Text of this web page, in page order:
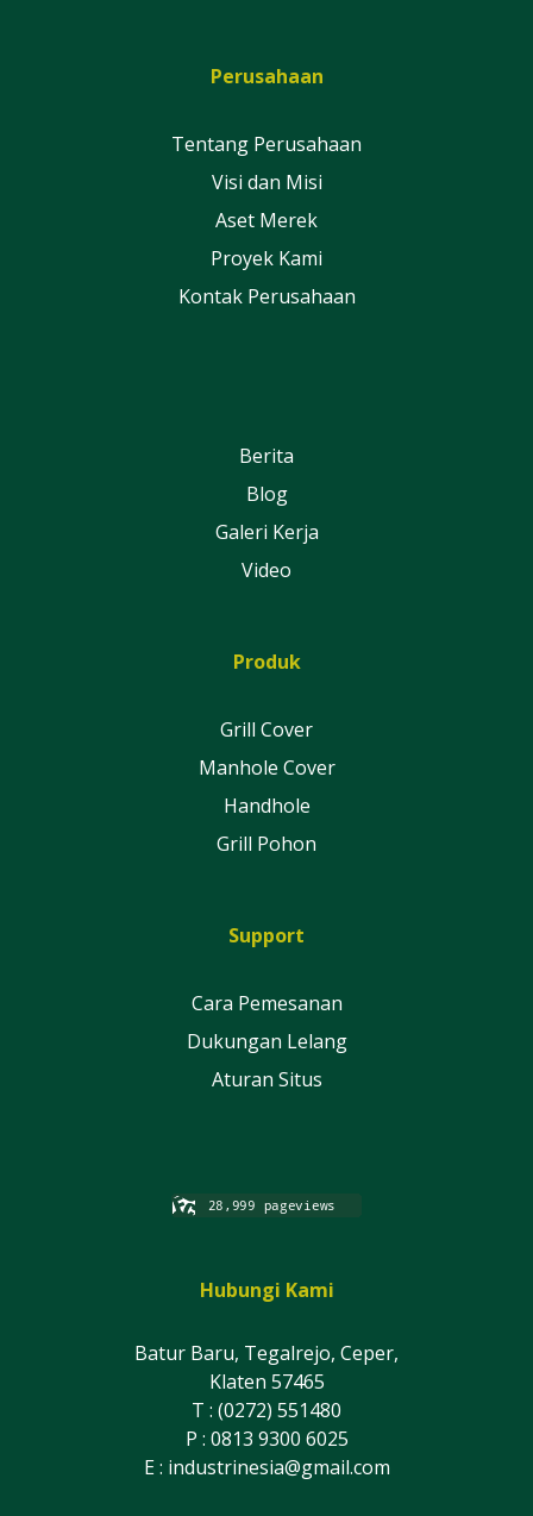
Perusahaan
Tentang Perusahaan
Visi dan Misi
Aset Merek
Proyek Kami
Kontak Perusahaan
Berita
Blog
Galeri Kerja
Video
Produk
Grill Cover
Manhole Cover
Handhole
Grill Pohon
Support
Cara Pemesanan
Dukungan Lelang
Aturan Situs
Hubungi Kami
Batur Baru, Tegalrejo, Ceper,
Klaten 57465
T : (0272) 551480
P : 0813 9300 6025
E : industrinesia@gmail.com